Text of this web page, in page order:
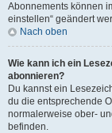
Abonnements können
einstellen“ geändert
Nach oben
Wie kann ich ein
abonnieren?
Du kannst ein
du die entsprechende
normalerweise ober-
befinden.